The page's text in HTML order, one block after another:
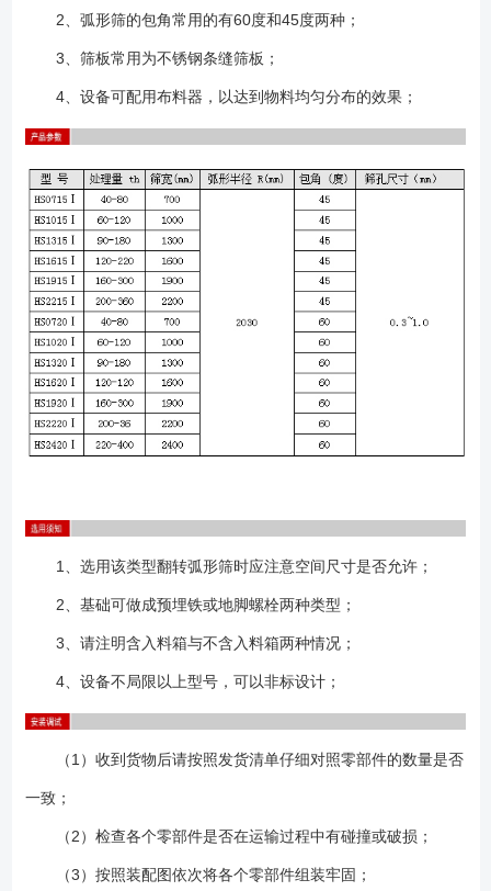
2、弧形筛的包角常用的有60度和45度两种；
3、筛板常用为不锈钢条缝筛板；
4、设备可配用布料器，以达到物料均匀分布的效果；
1、选用该类型翻转弧形筛时应注意空间尺寸是否允许；
2、基础可做成预埋铁或地脚螺栓两种类型；
3、请注明含入料箱与不含入料箱两种情况；
4、设备不局限以上型号，可以非标设计；
（1）收到货物后请按照发货清单仔细对照零部件的数量是否
一致；
（2）检查各个零部件是否在运输过程中有碰撞或破损；
（3）按照装配图依次将各个零部件组装牢固；